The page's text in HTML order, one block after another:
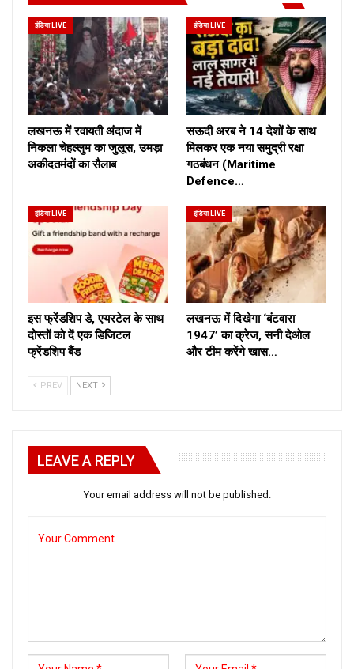
इंडिया LIVE
लखनऊ में रवायती अंदाज में
निकला चेहल्लुम का जुलूस, उमड़ा
अकीदतमंदों का सैलाब
इंडिया LIVE
सऊदी अरब ने 14 देशों के साथ
मिलकर एक नया समुद्री रक्षा
गठबंधन (Maritime
Defence…
इंडिया LIVE
इस फ्रेंडशिप डे, एयरटेल के साथ
दोस्तों को दें एक डिजिटल
फ्रेंडशिप बैंड
इंडिया LIVE
लखनऊ में दिखेगा ‘बंटवारा
1947’ का क्रेज, सनी देओल
और टीम करेंगे खास…
PREV NEXT
LEAVE A REPLY
Your email address will not be published.